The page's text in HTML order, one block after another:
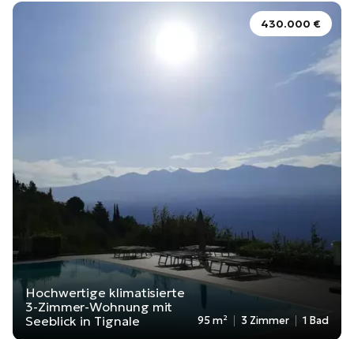
430.000 €
Hochwertige klimatisierte
3-Zimmer-Wohnung mit
Seeblick in Tignale
95 m² 3 Zimmer 1 Bad